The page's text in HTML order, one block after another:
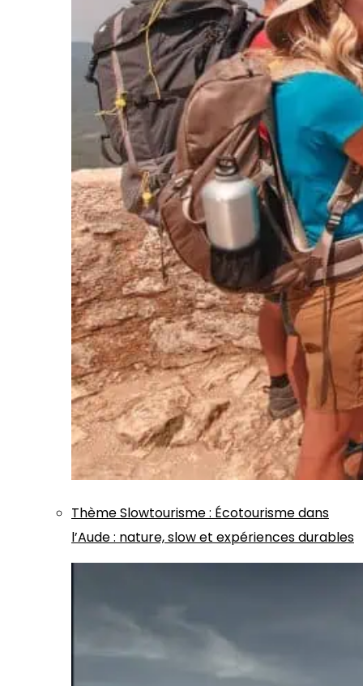
ThèmeSlowtourisme: Écotourisme dans
l’Aude : nature, slow et expériences durables